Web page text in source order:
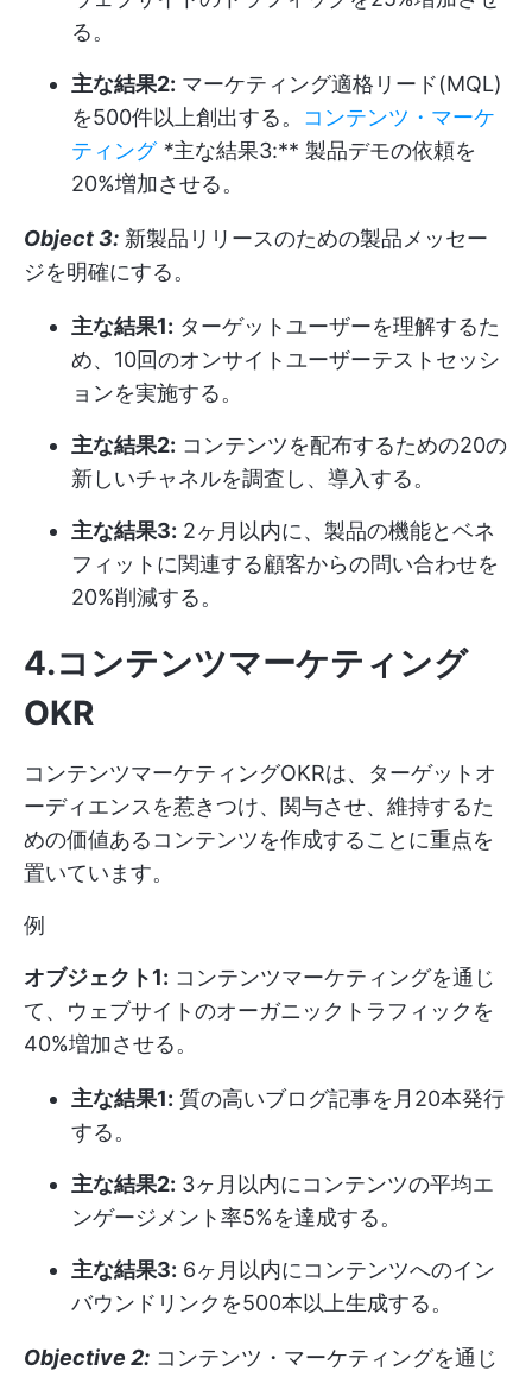
る。
主な結果2: マーケティング適格リード(MQL)
を500件以上創出する。 コンテンツ・マーケ
ティング*主な結果3:** 製品デモの依頼を
20%増加させる。
Object 3: 新製品リリースのための製品メッセー
ジを明確にする。
主な結果1: ターゲットユーザーを理解するた
め、10回のオンサイトユーザーテストセッシ
ョンを実施する。
主な結果2: コンテンツを配布するための20の
新しいチャネルを調査し、導入する。
主な結果3: 2ヶ月以内に、製品の機能とベネ
フィットに関連する顧客からの問い合わせを
20%削減する。
4.コンテンツマーケティング
OKR
コンテンツマーケティングOKRは、ターゲットオ
ーディエンスを惹きつけ、関与させ、維持するた
めの価値あるコンテンツを作成することに重点を
置いています。
例
オブジェクト1: コンテンツマーケティングを通じ
て、ウェブサイトのオーガニックトラフィックを
40%増加させる。
主な結果1: 質の高いブログ記事を月20本発行
する。
主な結果2: 3ヶ月以内にコンテンツの平均エ
ンゲージメント率5%を達成する。
主な結果3: 6ヶ月以内にコンテンツへのイン
バウンドリンクを500本以上生成する。
Objective 2: コンテンツ・マーケティングを通じ